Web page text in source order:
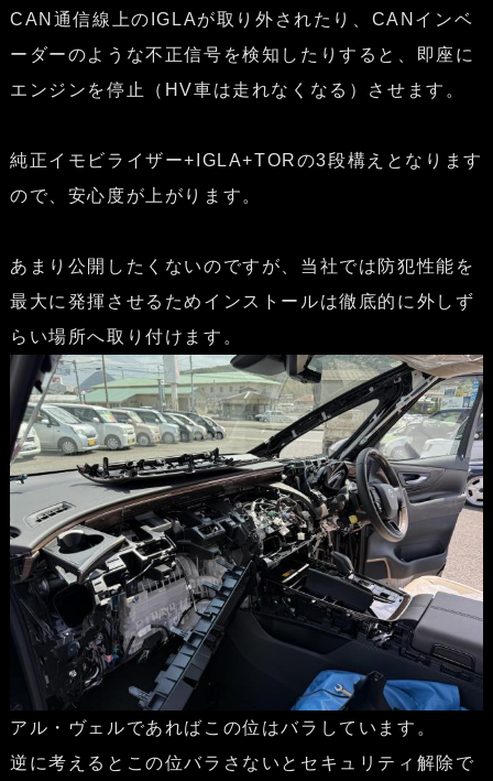
CAN通信線上のIGLAが取り外されたり、CANインベ
ーダーのような不正信号を検知したりすると、即座に
エンジンを停止（HV車は走れなくなる）させます。
純正イモビライザー+IGLA+TORの3段構えとなります
ので、安心度が上がります。
あまり公開したくないのですが、当社では防犯性能を
最大に発揮させるためインストールは徹底的に外しず
らい場所へ取り付けます。
アル・ヴェルであればこの位はバラしています。
逆に考えるとこの位バラさないとセキュリティ解除で